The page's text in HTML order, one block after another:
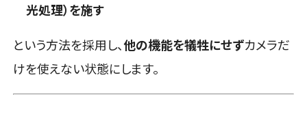
光処理）を施す
という方法を採用し、他の機能を犠牲にせずカメラだ
けを使えない状態にします。